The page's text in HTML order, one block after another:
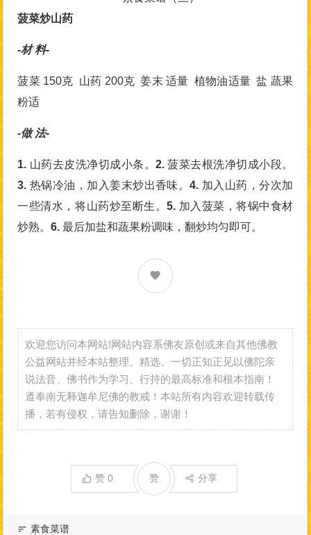
菠菜炒山药
-材 料-
菠菜 150克 山药 200克 姜末 适量 植物油适量 盐 蔬果
粉适
-做 法-
1. 山药去皮洗净切成小条。2. 菠菜去根洗净切成小段。
3. 热锅冷油，加入姜末炒出香味。4. 加入山药，分次加
一些清水，将山药炒至断生。5. 加入菠菜，将锅中食材
炒熟。6. 最后加盐和蔬果粉调味，翻炒均匀即可。
欢迎您访问本网站!网站内容系佛友原创或来自其他佛教
公益网站并经本站整理、精选。一切正知正见以佛陀亲
说法音、佛书作为学习、行持的最高标准和根本指南！
遵奉南无释迦牟尼佛的教戒！本站所有内容欢迎转载传
播，若有侵权，请告知删除，谢谢！
赞0 分享
赞
素食菜谱